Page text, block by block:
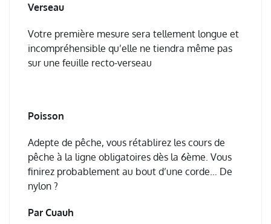
Verseau
Votre première mesure sera tellement longue et
incompréhensible qu’elle ne tiendra même pas
sur une feuille recto-verseau
Poisson
Adepte de pêche, vous rétablirez les cours de
pêche à la ligne obligatoires dès la 6ème. Vous
finirez probablement au bout d’une corde… De
nylon ?
Par Cuauh